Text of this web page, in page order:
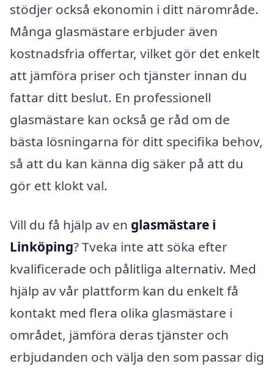
stödjer också ekonomin i ditt närområde.
Många glasmästare erbjuder även
kostnadsfria offertar, vilket gör det enkelt
att jämföra priser och tjänster innan du
fattar ditt beslut. En professionell
glasmästare kan också ge råd om de
bästa lösningarna för ditt specifika behov,
så att du kan känna dig säker på att du
gör ett klokt val.
Vill du få hjälp av en glasmästare i
Linköping? Tveka inte att söka efter
kvalificerade och pålitliga alternativ. Med
hjälp av vår plattform kan du enkelt få
kontakt med flera olika glasmästare i
området, jämföra deras tjänster och
erbjudanden och välja den som passar dig